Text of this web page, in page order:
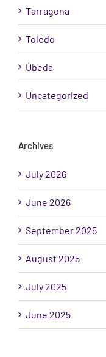
Tarragona
Toledo
Úbeda
Uncategorized
Archives
July 2026
June 2026
September 2025
August 2025
July 2025
June 2025